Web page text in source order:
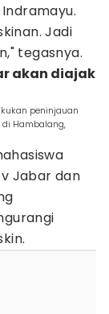
Jadi
tegasnya.
akan diajak
peninjauan
Hambalang,
Jabar dan